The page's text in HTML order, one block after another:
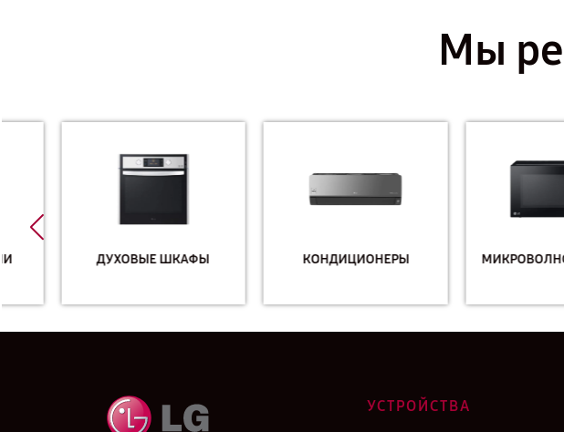
Мы
ДУХОВЫЕ ШКАФЫ КОНДИЦИОНЕРЫ МИКРОВОЛНОВЫЕ
УСТРОЙСТВА